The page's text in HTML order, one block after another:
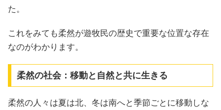
た。
これをみても柔然が遊牧民の歴史で重要な位置な存在
なのがわかります。
柔然の社会：移動と自然と共に生きる
柔然の人々は夏は北、冬は南へと季節ごとに移動しな